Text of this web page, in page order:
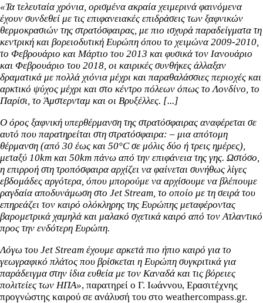
«Τα τελευταία χρόνια, ορισμένα ακραία χειμερινά φαινόμενα
έχουν συνδεθεί με τις επιφανειακές επιδράσεις των ξαφνικών
θερμοκρασιών της στρατόσφαιρας, με πιο ισχυρά παραδείγματα τη
κεντρική και βορειοδυτική Ευρώπη όπου το χειμώνα 2009-2010,
το Φεβρουάριο και Μάρτιο του 2013 και φυσικά τον Ιανουάριο
και Φεβρουάριο του 2018, οι καιρικές συνθήκες άλλαξαν
δραματικά με πολλά χιόνια μέχρι και παραθαλάσσιες περιοχές και
αρκτικό ψύχος μέχρι και στο κέντρο πόλεων όπως το Λονδίνο, το
Παρίσι, το Άμστερνταμ και οι Βρυξέλλες. [...]
Ο όρος ξαφνική υπερθέρμανση της στρατόσφαιρας αναφέρεται σε
αυτό που παρατηρείται στη στρατόσφαιρα: – μια απότομη
θέρμανση (από 30 έως και 50°C σε μόλις δύο ή τρεις ημέρες),
μεταξύ 10km και 50km πάνω από την επιφάνεια της γης. Ωστόσο,
η επιρροή στη τροπόσφαιρα αρχίζει να φαίνεται συνήθως λίγες
εβδομάδες αργότερα, όπου μπορούμε να αρχίσουμε να βλέπουμε
ραγδαία αποδυνάμωση στο Jet Stream, το οποίο με τη σειρά του
επηρεάζει τον καιρό ολόκληρης της Ευρώπης μεταφέροντας
βαρομετρικά χαμηλά και μαλακό σχετικά καιρό από τον Ατλαντικό
προς την ενδότερη Ευρώπη.
Λόγω του Jet Stream έχουμε αρκετά πιο ήπιο καιρό για το
γεωγραφικό πλάτος που βρίσκεται η Ευρώπη συγκριτικά για
παράδειγμα στην ίδια ευθεία με τον Καναδά και τις βόρειες
πολιτείες των ΗΠΑ», παρατηρεί ο Γ. Ιωάννου, Ερασιτέχνης
προγνώστης καιρού σε ανάλυσή του στο weathercompass.gr.